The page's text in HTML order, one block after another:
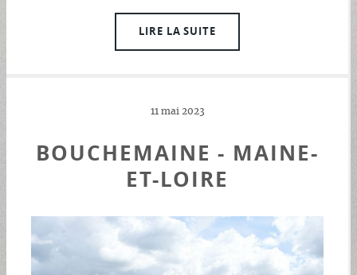
LIRE LA SUITE
11 mai 2023
BOUCHEMAINE - MAINE-
ET-LOIRE